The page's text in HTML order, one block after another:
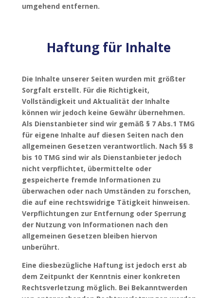
umgehend entfernen.
Haftung für Inhalte
Die Inhalte unserer Seiten wurden mit größter
Sorgfalt erstellt. Für die Richtigkeit,
Vollständigkeit und Aktualität der Inhalte
können wir jedoch keine Gewähr übernehmen.
Als Dienstanbieter sind wir gemäß § 7 Abs.1 TMG
für eigene Inhalte auf diesen Seiten nach den
allgemeinen Gesetzen verantwortlich. Nach §§ 8
bis 10 TMG sind wir als Dienstanbieter jedoch
nicht verpflichtet, übermittelte oder
gespeicherte fremde Informationen zu
überwachen oder nach Umständen zu forschen,
die auf eine rechtswidrige Tätigkeit hinweisen.
Verpflichtungen zur Entfernung oder Sperrung
der Nutzung von Informationen nach den
allgemeinen Gesetzen bleiben hiervon
unberührt.
Eine diesbezügliche Haftung ist jedoch erst ab
dem Zeitpunkt der Kenntnis einer konkreten
Rechtsverletzung möglich. Bei Bekanntwerden